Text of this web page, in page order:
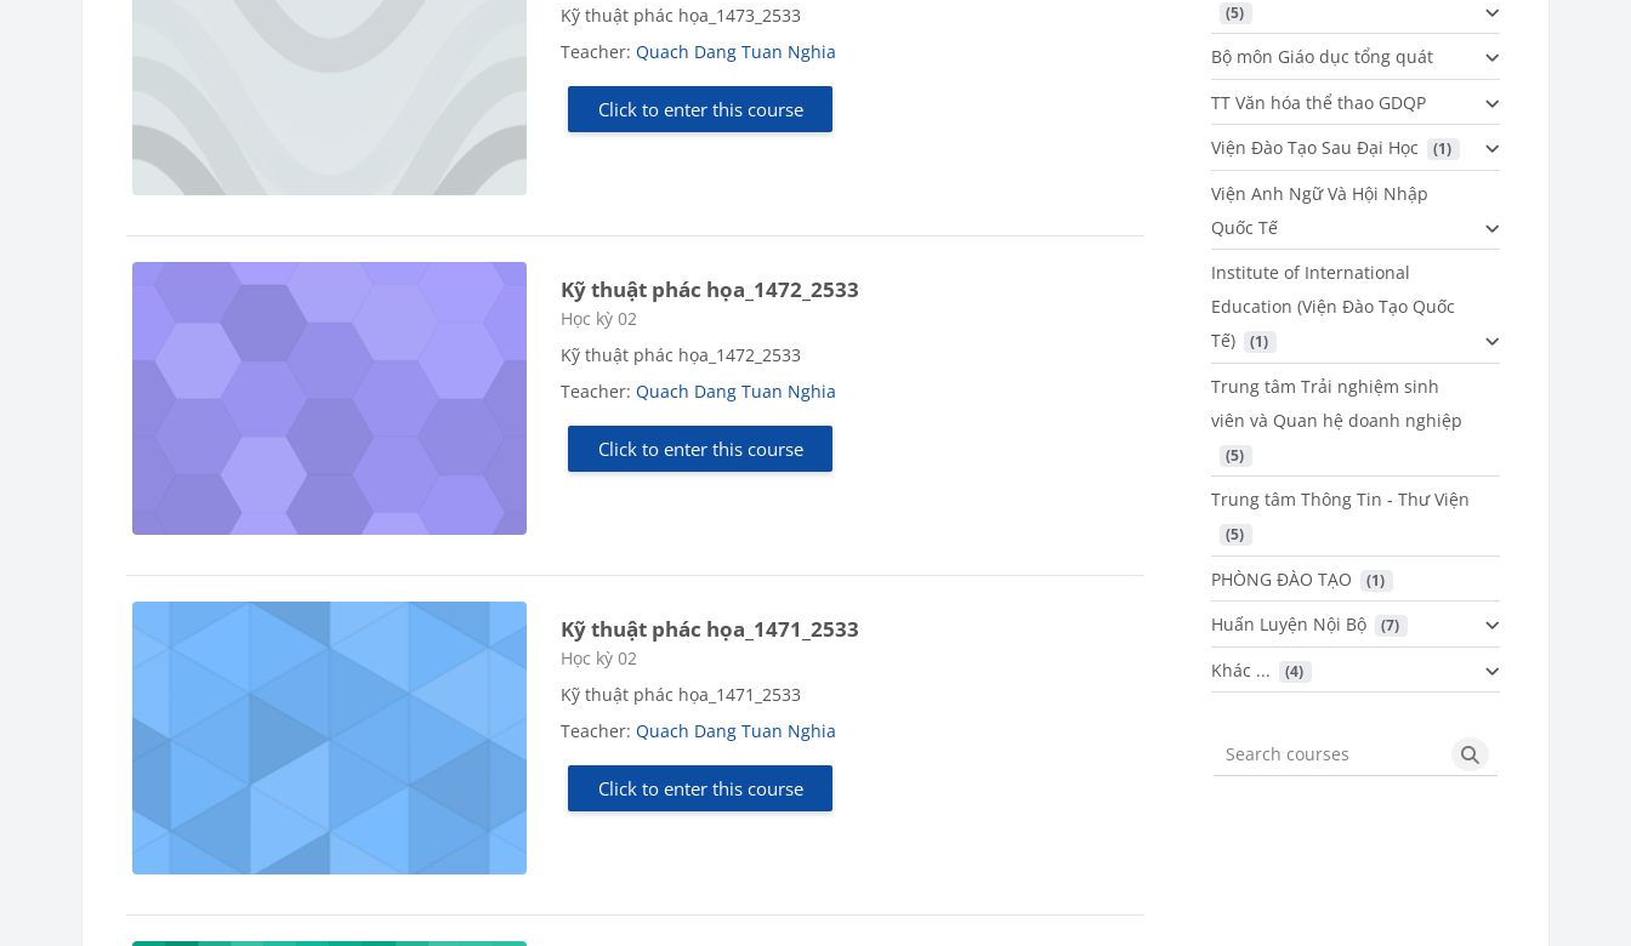
Kỹ thuật phác họa_1473_2533
Teacher:Quach Dang Tuan Nghia
Click to enter this course
Kỹ thuật phác họa_1472_2533
Course category
Học kỳ 02
Kỹ thuật phác họa_1472_2533
Teacher:Quach Dang Tuan Nghia
Click to enter this course
Kỹ thuật phác họa_1471_2533
Course category
Học kỳ 02
Kỹ thuật phác họa_1471_2533
Teacher:Quach Dang Tuan Nghia
Click to enter this course
(5)
Bộ môn Giáo dục tổng quát
TT Văn hóa thể thao GDQP
Viện Đào Tạo Sau Đại Học
(1)
Viện Anh Ngữ Và Hội Nhập
Quốc Tế
Institute of International
Education (Viện Đào Tạo Quốc
Tế)
(1)
Trung tâm Trải nghiệm sinh
viên và Quan hệ doanh nghiệp
(5)
Trung tâm Thông Tin - Thư Viện
(5)
PHÒNG ĐÀO TẠO (1)
Huấn Luyện Nội Bộ (7)
Khác ... (4)
Search courses Search courses